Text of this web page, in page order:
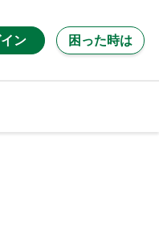
ン 困った時は